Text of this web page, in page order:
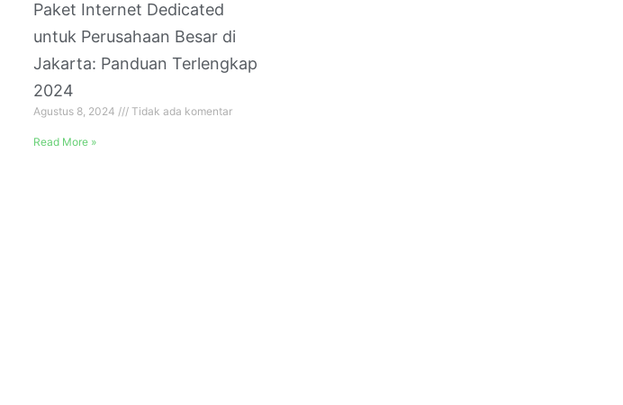
Paket Internet Dedicated
untuk Perusahaan Besar di
Jakarta: Panduan Terlengkap
2024
Agustus 8, 2024 Tidak ada komentar
Read More »